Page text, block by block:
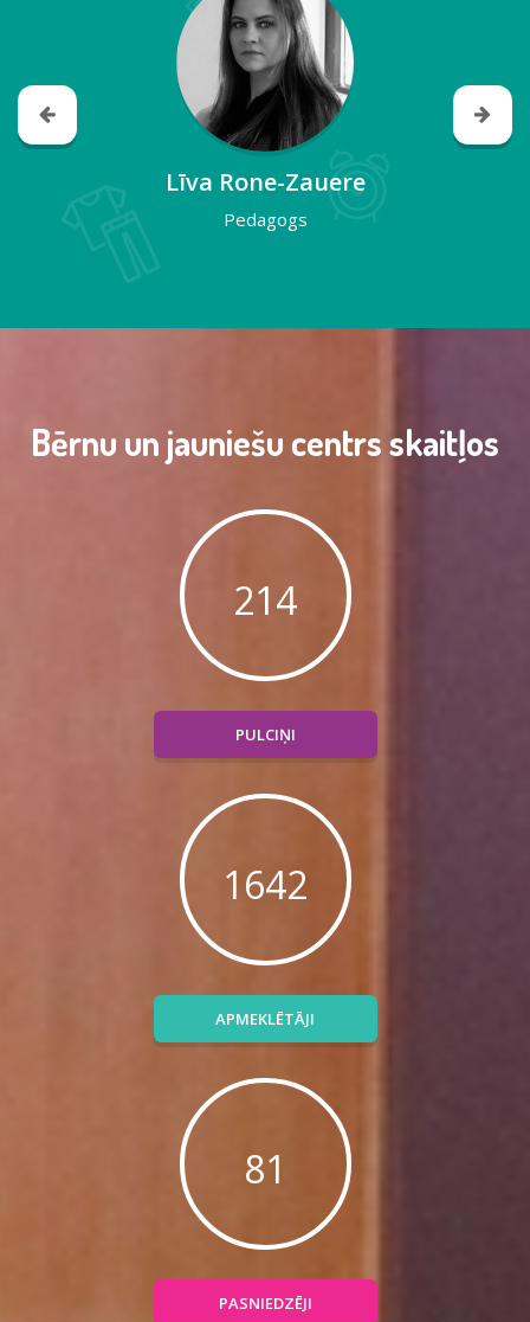
Līva Rone-Zauere
Pedagogs
Bērnu un jauniešu centrs skaitļos
252
PULCIŅI
1944
APMEKLĒTĀJI
104
PASNIEDZĒJI